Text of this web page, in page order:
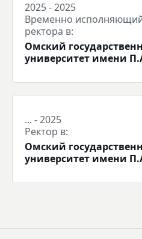
2025 - 2025
Временно
ректора в:
Омский
университет имени
... - 2025
Ректор в:
Омский
университет имени